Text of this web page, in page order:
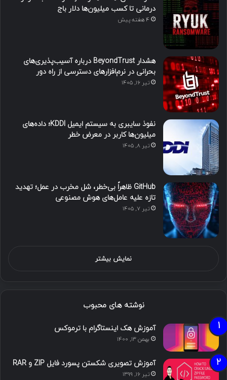
درمانی تا کسب میلیون‌ها دلار باج
4 هفته پیش
هشدار BeyondTrust درباره آسیب‌پذیری‌های
بحرانی در نرم‌افزارهای دسترسی از راه دور
تیر ۱۶, ۱۴۰۵
نفوذ سایبری به سیستم ایمیل KDDI؛ داده‌های
میلیون‌ها کاربر در معرض خطر
تیر ۸, ۱۴۰۵
GitHub ظاهراً بی‌خطر، شل مخرب در عمل؛ تهدید
تازه علیه عامل‌های هوش مصنوعی
تیر ۷, ۱۴۰۵
نمایش بیشتر
نوشته های محبوب
آموزش هک اینستاگرام با ترموکس
بهمن ۱۳, ۱۴۰۰
آموزش تصویری شکستن پسورد فایل ZIP و RAR
تیر ۱۶, ۱۳۹۹